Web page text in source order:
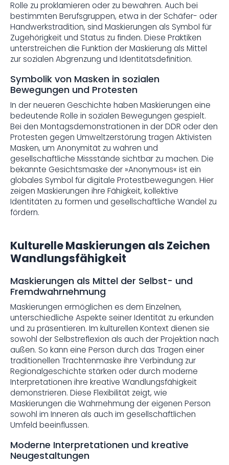
Rolle zu proklamieren oder zu bewahren. Auch bei
bestimmten Berufsgruppen, etwa in der Schäfer- oder
Handwerkstradition, sind Maskierungen als Symbol für
Zugehörigkeit und Status zu finden. Diese Praktiken
unterstreichen die Funktion der Maskierung als Mittel
zur sozialen Abgrenzung und Identitätsdefinition.
Symbolik von Masken in sozialen
Bewegungen und Protesten
In der neueren Geschichte haben Maskierungen eine
bedeutende Rolle in sozialen Bewegungen gespielt.
Bei den Montagsdemonstrationen in der DDR oder den
Protesten gegen Umweltzerstörung tragen Aktivisten
Masken, um Anonymität zu wahren und
gesellschaftliche Missstände sichtbar zu machen. Die
bekannte Gesichtsmaske der »Anonymous« ist ein
globales Symbol für digitale Protestbewegungen. Hier
zeigen Maskierungen ihre Fähigkeit, kollektive
Identitäten zu formen und gesellschaftliche Wandel zu
fördern.
Kulturelle Maskierungen als Zeichen
Wandlungsfähigkeit
Maskierungen als Mittel der Selbst- und
Fremdwahrnehmung
Maskierungen ermöglichen es dem Einzelnen,
unterschiedliche Aspekte seiner Identität zu erkunden
und zu präsentieren. Im kulturellen Kontext dienen sie
sowohl der Selbstreflexion als auch der Projektion nach
außen. So kann eine Person durch das Tragen einer
traditionellen Trachtenmaske ihre Verbindung zur
Regionalgeschichte stärken oder durch moderne
Interpretationen ihre kreative Wandlungsfähigkeit
demonstrieren. Diese Flexibilität zeigt, wie
Maskierungen die Wahrnehmung der eigenen Person
sowohl im Inneren als auch im gesellschaftlichen
Umfeld beeinflussen.
Moderne Interpretationen und kreative
Neugestaltungen